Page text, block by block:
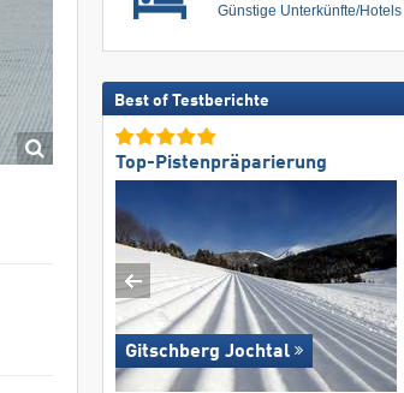
Günstige Unterkünfte/Hotels
Best of Testberichte
Top-Pistenpräparierung
Gitschberg Jochtal